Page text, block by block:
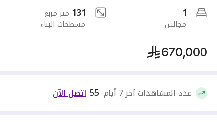
1
مجالس
131 متر مربع
مسطحات البناء
670,000
عدد المشاهدات آخر 7 أيام 55 اتصل الآن